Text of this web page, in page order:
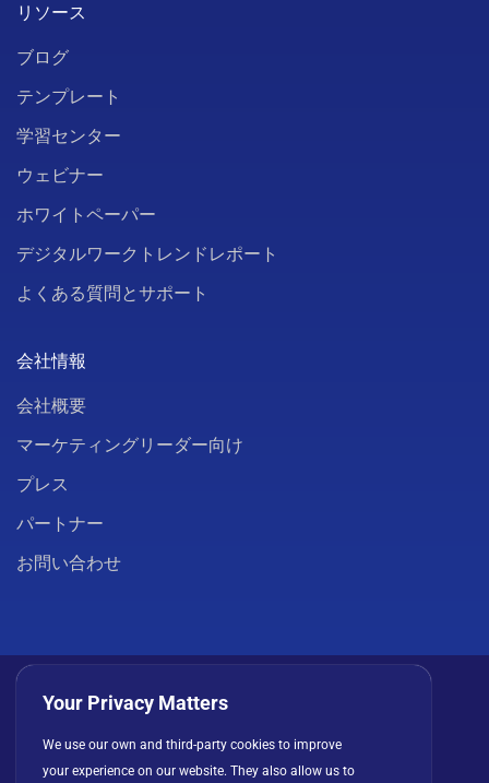
リソース
ブログ
テンプレート
学習センター
ウェビナー
ホワイトペーパー
デジタルワークトレンドレポート
よくある質問とサポート
会社情報
会社概要
マーケティングリーダー向け
プレス
パートナー
お問い合わせ
Your Privacy Matters
We use our own and third-party cookies to improve
your experience on our website. They also allow us to